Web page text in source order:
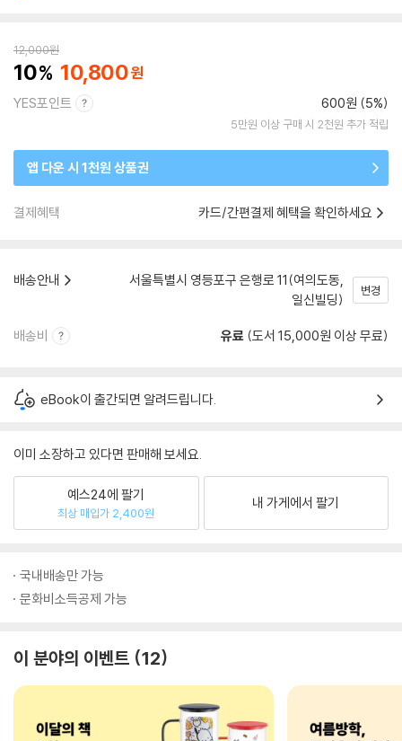
12,000원
10 10,800
YES포인트 600원 (5%)
5만원 이상 구매 시 2천원 추가 적립
앱 다운 시 1천원 상품권
결제혜택 카드/간편결제 혜택을 확인하세요
배송안내
서울특별시 영등포구 은행로 11(여의도동,
일신빌딩)
변경
배송비 유료 (도서 15,000원 이상 무료)
eBook이 출간되면 알려드립니다.
이미 소장하고 있다면 판매해 보세요.
예스24에 팔기
최상 매입가 2,400원
내 가게에서 팔기
국내배송만 가능
문화비소득공제 가능
이 분야의 이벤트 12